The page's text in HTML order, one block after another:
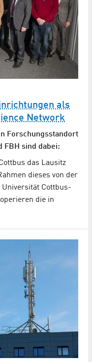
als
Network
Forschungsstandort
FBH sind dabei:
das Lausitz
dieses von der
Cottbus-
die in